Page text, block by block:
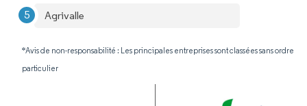
Agrivalle
*Avis de non-responsabilité : Les principales entreprises sont classées sans ordre
particulier